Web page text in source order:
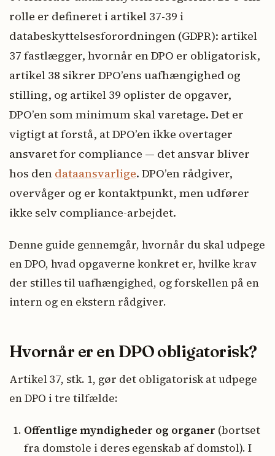
rolle er defineret i artikel 37-39 i
databeskyttelsesforordningen (GDPR): artikel
37 fastlægger, hvornår en DPO er obligatorisk,
artikel 38 sikrer DPO’ens uafhængighed og
stilling, og artikel 39 oplister de opgaver,
DPO’en som minimum skal varetage. Det er
vigtigt at forstå, at DPO’en ikke overtager
ansvaret for compliance — det ansvar bliver
hos den dataansvarlige. DPO’en rådgiver,
overvåger og er kontaktpunkt, men udfører
ikke selv compliance-arbejdet.
Denne guide gennemgår, hvornår du skal udpege
en DPO, hvad opgaverne konkret er, hvilke krav
der stilles til uafhængighed, og forskellen på en
intern og en ekstern rådgiver.
Hvornår er en DPO obligatorisk?
Artikel 37, stk. 1, gør det obligatorisk at udpege
en DPO i tre tilfælde:
Offentlige myndigheder og organer (bortset
fra domstole i deres egenskab af domstol). I